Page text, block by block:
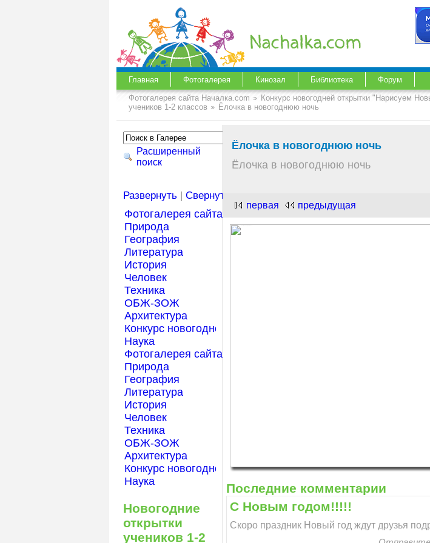
Главная Фотогалерея Кинозал Библиотека Форум
Фотогалерея сайта Началка.com Конкурс новогодней открытки "Нарисуем
учеников 1-2 классов
Ёлочка в новогоднюю ночь
Расширенный
поиск
Развернуть |Свернуть
Фотогалерея сайта Началка.com
Природа
География
Литература
История
Человек
Техника
ОБЖ-ЗОЖ
Архитектура
Конкурс новогодней открытки "Нарисуем Новый год"!
Наука
Фотогалерея сайта Началка.com
Природа
География
Литература
История
Человек
Техника
ОБЖ-ЗОЖ
Архитектура
Конкурс новогодней открытки "Нарисуем Новый год"!
Наука
Новогодние
открытки
учеников 1-2
Ёлочка в новогоднюю ночь
Ёлочка в новогоднюю ночь
первая предыдущая
Последние комментарии
С Новым годом!!!!!
Скоро праздник Новый год ждут друзья